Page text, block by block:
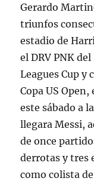
Gerardo
triunfos
estadio de
el DRV PNK
Leagues Cup y
Copa US
este sábado a
llegara Messi,
de once
derrotas y tres
como colista